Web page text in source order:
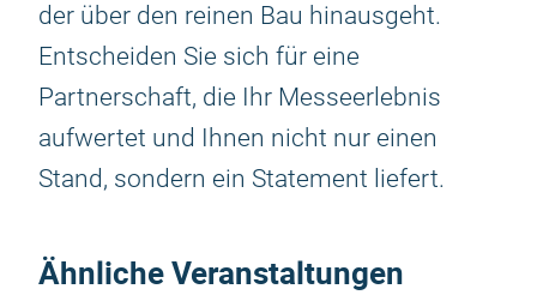
der über den reinen Bau hinausgeht.
Entscheiden Sie sich für eine
Partnerschaft, die Ihr Messeerlebnis
aufwertet und Ihnen nicht nur einen
Stand, sondern ein Statement liefert.
Ähnliche Veranstaltungen